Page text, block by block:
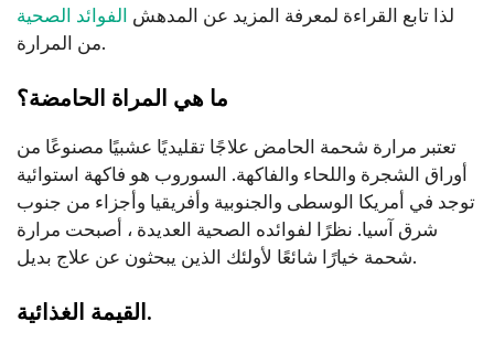
لذا تابع القراءة لمعرفة المزيد عن المدهش
الفوائد الصحية
من المرارة.
ما هي المراة الحامضة؟
تعتبر مرارة شحمة الحامض علاجًا تقليديًا عشبيًا مصنوعًا من
أوراق الشجرة واللحاء والفاكهة. السوروب هو فاكهة استوائية
توجد في أمريكا الوسطى والجنوبية وأفريقيا وأجزاء من جنوب
شرق آسيا. نظرًا لفوائده الصحية العديدة ، أصبحت مرارة
شحمة خيارًا شائعًا لأولئك الذين يبحثون عن علاج بديل.
القيمة الغذائية.